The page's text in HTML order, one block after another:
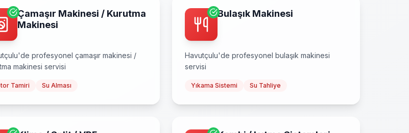
Çamaşır Makinesi / Kurutma
Makinesi
'de profesyonel çamaşır makinesi /
makinesi servisi
Tamiri Su Alması
Bulaşık Makinesi
Havutçulu'de profesyonel bulaşık makinesi
servisi
Yıkama Sistemi Su Tahliye